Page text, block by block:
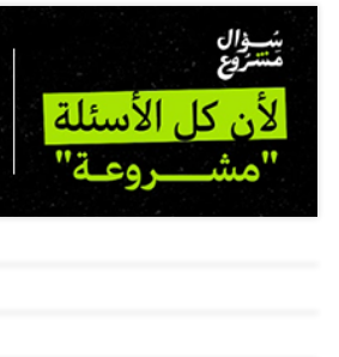
مليارية. وتأتي هذه الخطوة أيضاً في وقتٍ
بالذكاء الاصطناعي المحرّك الرئيسي
عالمياً. ويُعرّف الاستدلال بالذكاء
نشر أنظمة الذكاء الاصطناعي وتشغيلها
وموثوقية وبصورة مجدية اقتصادياً، وفي
وقال حسني الخفش، المدير الإقليمي